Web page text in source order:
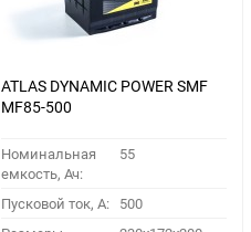
ATLAS DYNAMIC POWER SMF
MF85-500
Номинальная
емкость, Ач:
55
Пусковой ток, A: 500